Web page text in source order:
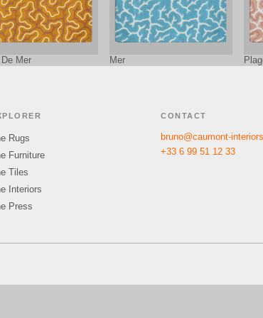
Mer Mer
Rugs
Furniture
Tiles
Interiors
Press
CONTACT
bruno@caumont-
+33 6 99 51 12 33